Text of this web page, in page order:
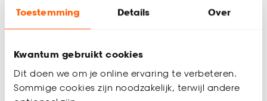
Toestemming Details Over
Kwantum gebruikt cookies
Dit doen we om je online ervaring te verbeteren.
Sommige cookies zijn noodzakelijk, terwijl andere
Productomschrijving
De Swirl glazen voorraad pot is een trendy keukenaccessoire
met een inhoud van 1,4 liter. Dankzij het transparante glas
rijst of koekjes. Het houten deksel sluit de pot perfect af en
houdt de inhoud langer vers. Deze stijlvolle voorraadpot
combineert functionaliteit met een moderne uitstraling en
past in iedere keuken.